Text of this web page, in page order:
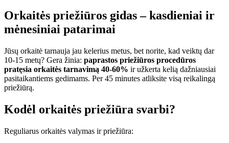
Orkaitės priežiūros gidas – kasdieniai ir
mėnesiniai patarimai
Jūsų orkaitė tarnauja jau kelerius metus, bet norite, kad veiktų dar
10-15 metų? Gera žinia: paprastos priežiūros procedūros
pratęsia orkaitės tarnavimą 40-60% ir užkerta kelią dažniausiai
pasitaikantiems gedimams. Per 45 minutes atliksite visą reikalingą
priežiūrą.
Kodėl orkaitės priežiūra svarbi?
Reguliarus orkaitės valymas ir priežiūra: